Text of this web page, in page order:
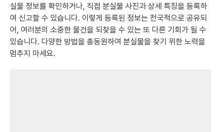
실물 정보를 확인하거나, 직접 분실물 사진과 상세 특징을 등록하
여 신고할 수 있습니다. 이렇게 등록된 정보는 전국적으로 공유되
어, 여러분의 소중한 물건을 되찾을 수 있는 또 다른 기회가 될 수
있습니다. 다양한 방법을 총동원하여 분실물을 찾기 위한 노력을
멈추지 마세요.